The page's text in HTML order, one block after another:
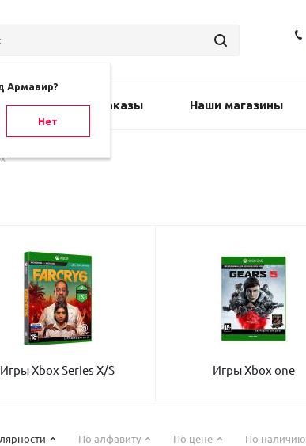
Армавир?
Нет
Предзаказы Наши магазины
Игры Xbox Series X/S Игры Xbox one
По алфавиту По цене По наличию